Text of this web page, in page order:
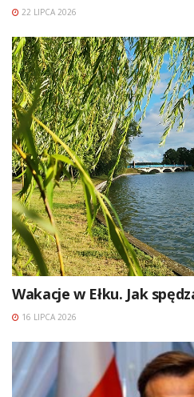
22 LIPCA 2026
Wakacje w Ełku. Jak
16 LIPCA 2026